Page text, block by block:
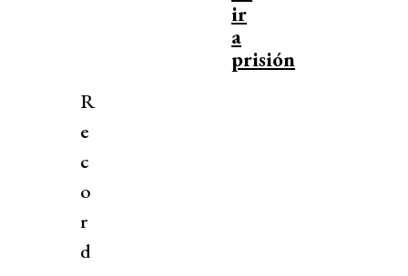
ir
a
prisión
R
e
c
o
r
d